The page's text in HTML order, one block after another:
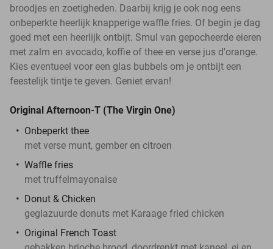
broodjes en zoetigheden. Daarbij krijg je ook nog eens
onbeperkte heerlijk knapperige waffle fries. Of begin je dag
goed met een heerlijk ontbijt. Smul van gepocheerde eieren
met zalm en avocado, koffie of thee en verse jus d'orange.
Kies eventueel voor een glas bubbels om je ontbijt een
feestelijk tintje te geven. Geniet ervan!
Original Afternoon-T (The Virgin One)
Onbeperkt thee
met verse munt, gember en citroen
Waffle fries
met truffelmayonaise
Donut & Chicken
geglazuurde donuts met Karaage fried chicken
Original French Toast